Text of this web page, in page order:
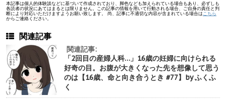
本記事は個人的体験談などに基づいて作成されており、脚色なども加えられている場合もあり、必ずしも
各読者の状況にあてはまるとは限りません。この記事の情報を用いて行動される場合、ご自身の責任と判
断により対応いただけますようお願い致します。 尚、記事に不適切な内容が含まれている場合は こちら
からご連絡ください。
関連記事
関連記事:
「2回目の産婦人科…」16歳の妊婦に向けられる
好奇の目。お腹が大きくなった先を想像して思う
のは【16歳、命と向き合うとき #77】by ふくふ
く